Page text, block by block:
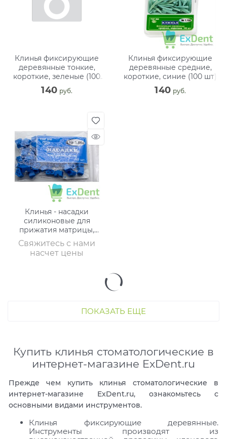
Клинья фиксирующие
деревянные тонкие,
короткие, зеленые (100
шт)
140 руб.
Клинья фиксирующие
деревянные средние,
короткие, синие (100 шт)
140 руб.
Клинья - насадки
силиконовые для
прижатия матрицы,
Свяжитесь с нами
насчет цены
ПОКАЗАТЬ ЕЩЕ
Купить клинья стоматологические в
интернет-магазине ExDent.ru
Прежде чем купить клинья стоматологические в
интернет-магазине ExDent.ru, ознакомьтесь с
основными видами инструментов.
Клинья фиксирующие деревянные.
Инструменты производят из